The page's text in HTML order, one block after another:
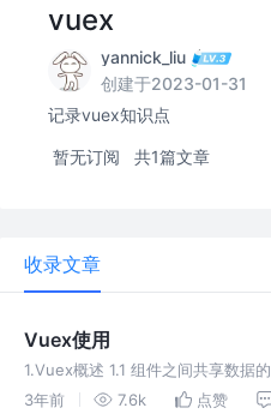
vuex
yannick_liu
创建于2023-01-31
记录vuex知识点
暂无订阅 共1篇文章
收录文章
Vuex使用
1.Vuex概述 1.1 组件之间共享数据
子向父传值：v-on事件绑定 兄弟组
3年前 7.6k 点赞